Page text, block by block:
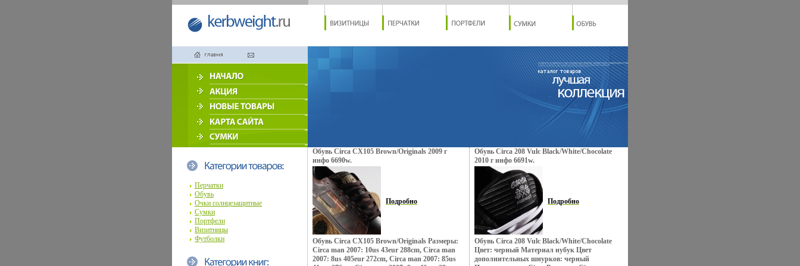
Перчатки
Обувь
Очки солнцезащитные
Сумки
Портфели
Визитницы
Футболки
Обувь Circa CX105 Brown/Originals 2009 г
инфо 6690w.
Подробно
Обувь Circa CX105 Brown/Originals Размеры:
Circa man 2007: 10us 43eur 288cm, Circa man
2007: 8us 405eur 272cm, Circa man 2007: 85us
Обувь Circa 208 Vulc Black/White/Chocolate
2010 г инфо 6691w.
Подробно
Обувь Circa 208 Vulc Black/White/Chocolate
Цвет: черный Материал нубук Цвет
дополнительных шнурков: черный